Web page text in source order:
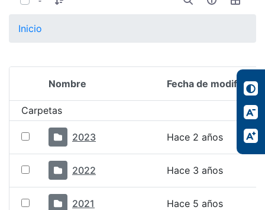
Inicio
Selección del elemento
Nombre Fecha de
Carpetas
2023 Hace 2 años
2022 Hace 3 años
2021 Hace 5 años